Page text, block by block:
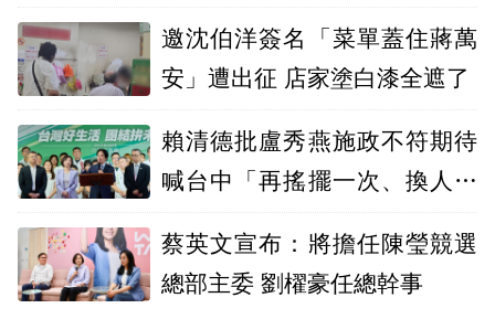
邀沈伯洋簽名「菜單蓋住蔣萬
安」遭出征 店家塗白漆全遮了
賴清德批盧秀燕施政不符期待
喊台中「再搖擺一次、換人換
蔡英文宣布：將擔任陳瑩競選
總部主委 劉櫂豪任總幹事